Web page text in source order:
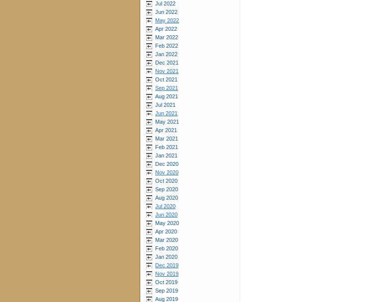
Jul 2022
Jun 2022
May 2022
Apr 2022
Mar 2022
Feb 2022
Jan 2022
Dec 2021
Nov 2021
Oct 2021
Sep 2021
Aug 2021
Jul 2021
Jun 2021
May 2021
Apr 2021
Mar 2021
Feb 2021
Jan 2021
Dec 2020
Nov 2020
Oct 2020
Sep 2020
Aug 2020
Jul 2020
Jun 2020
May 2020
Apr 2020
Mar 2020
Feb 2020
Jan 2020
Dec 2019
Nov 2019
Oct 2019
Sep 2019
Aug 2019